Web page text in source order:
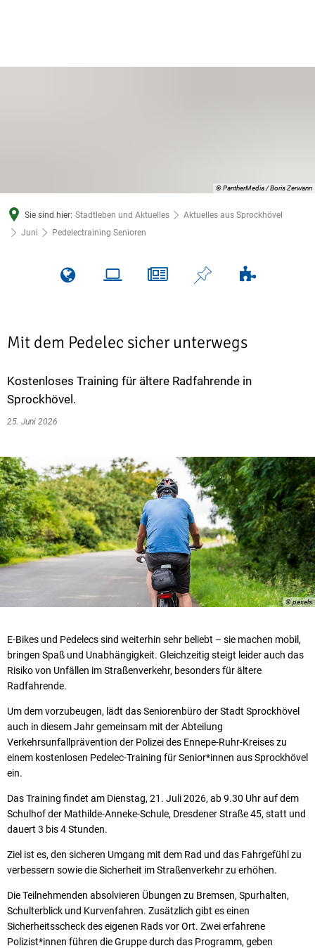
© PantherMedia / Boris Zerwann
Sie sind hier: Stadtleben und Aktuelles
Aktuelles aus Sprockhövel
Juni
Pedelectraining Senioren
Mit dem Pedelec sicher unterwegs
Kostenloses Training für ältere Radfahrende in
Sprockhövel.
25. Juni 2026
© pexels
E-Bikes und Pedelecs sind weiterhin sehr beliebt – sie machen mobil,
bringen Spaß und Unabhängigkeit. Gleichzeitig steigt leider auch das
Risiko von Unfällen im Straßenverkehr, besonders für ältere
Radfahrende.
Um dem vorzubeugen, lädt das Seniorenbüro der Stadt Sprockhövel
auch in diesem Jahr gemeinsam mit der Abteilung
Verkehrsunfallprävention der Polizei des Ennepe-Ruhr-Kreises zu
einem kostenlosen Pedelec-Training für Senior*innen aus Sprockhövel
ein.
Das Training findet am Dienstag, 21. Juli 2026, ab 9.30 Uhr auf dem
Schulhof der Mathilde-Anneke-Schule, Dresdener Straße 45, statt und
dauert 3 bis 4 Stunden.
Ziel ist es, den sicheren Umgang mit dem Rad und das Fahrgefühl zu
verbessern sowie die Sicherheit im Straßenverkehr zu erhöhen.
Die Teilnehmenden absolvieren Übungen zu Bremsen, Spurhalten,
Schulterblick und Kurvenfahren. Zusätzlich gibt es einen
Sicherheitsscheck des eigenen Rads vor Ort. Zwei erfahrene
Polizist*innen führen die Gruppe durch das Programm, geben